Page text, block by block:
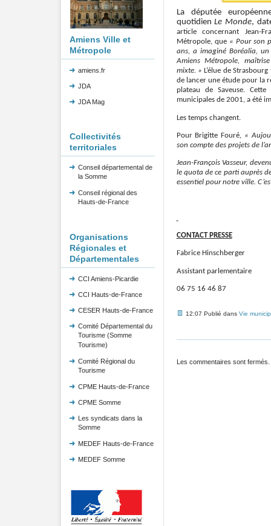
Amiens Ville et
Métropole
amiens.fr
JDA
JDA Mag
Collectivités
territoriales
Conseil départemental de
la Somme
Conseil régional des
Hauts-de-France
Organisations
Régionales et
Départementales
CCI Amiens-Picardie
CCI Hauts-de-France
CESER Hauts-de-France
Comité Départemental du
Tourisme (Somme
Tourisme)
Comité Régional du
Tourisme
CPME Hauts-de-France
CPME Somme
Les syndicats dans la
Somme
MEDEF Hauts-de-France
MEDEF Somme
La députée
quotidienLe Monde,
article concernant Jean-
Métropole, que « Pour son
ans, a imaginé Boréalia,
Amiens Métropole,
mixte. » L’élue de
de lancer une étude pour la
plateau de Saveuse.
municipales de 2001, a été
Les temps changent.
Pour Brigitte Fouré, «
son compte des projets de
Jean-François Vasseur,
le quota de ce parti auprès
essentiel pour notre ville.
CONTACT PRESSE
Fabrice Hinschberger
Assistant parlementaire
06 75 16 46 87
12:07 Publié dans Vie
Les commentaires sont fermés.